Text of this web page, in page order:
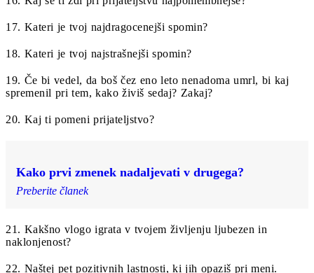
17. Kateri je tvoj najdragocenejši spomin?
18. Kateri je tvoj najstrašnejši spomin?
19. Če bi vedel, da boš čez eno leto nenadoma umrl, bi kaj
spremenil pri tem, kako živiš sedaj? Zakaj?
20. Kaj ti pomeni prijateljstvo?
Kako prvi zmenek nadaljevati v drugega?
Preberite članek
21. Kakšno vlogo igrata v tvojem življenju ljubezen in
naklonjenost?
22. Naštej pet pozitivnih lastnosti, ki jih opaziš pri meni.